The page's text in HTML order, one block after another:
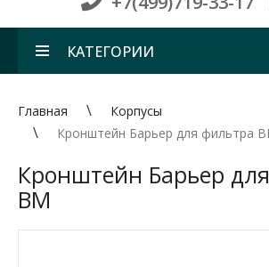
КАТЕГОРИИ
Главная
Корпусы
Кронштейн Барьер для фильтра
Кронштейн Барьер
ВМ